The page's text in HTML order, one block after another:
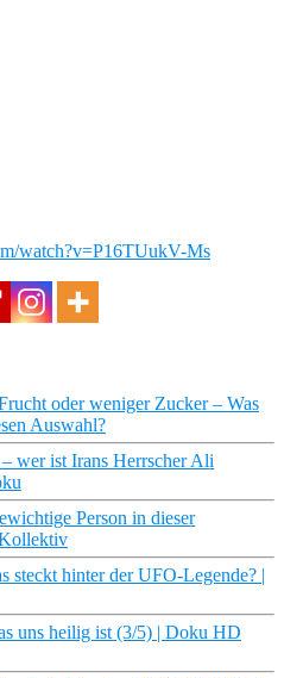
watch?v=P16TUukV-Ms
oder weniger Zucker – Was
Auswahl?
wer ist Irans Herrscher Ali
Person in dieser
steckt hinter der UFO-Legende? |
uns heilig ist (3/5) | Doku HD